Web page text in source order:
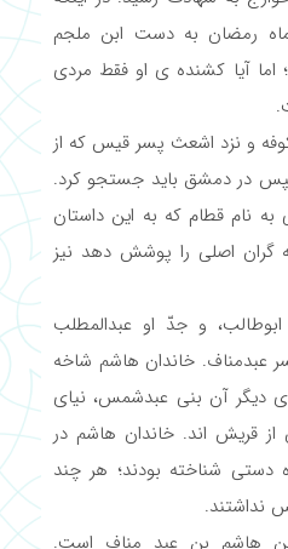
رمضان به دست ابن ملجم
آیا کشنده ی او فقط مردی
کوفه و نزد اشعث پسر قیس که از
در دمشق باید جستجو کرد.
به نام قطام که به این داستان
گران اصلی را پوشش دهد نیز
ابوطالب، و جدّ او عبدالمطلب
خاندان هاشم شاخه
دیگر آن بنی عبدشمس، نیای
قریش اند. خاندان هاشم در
دستی شناخته بودند؛ هر چند
نداشتند.
هاشم بن عبد مناف است.